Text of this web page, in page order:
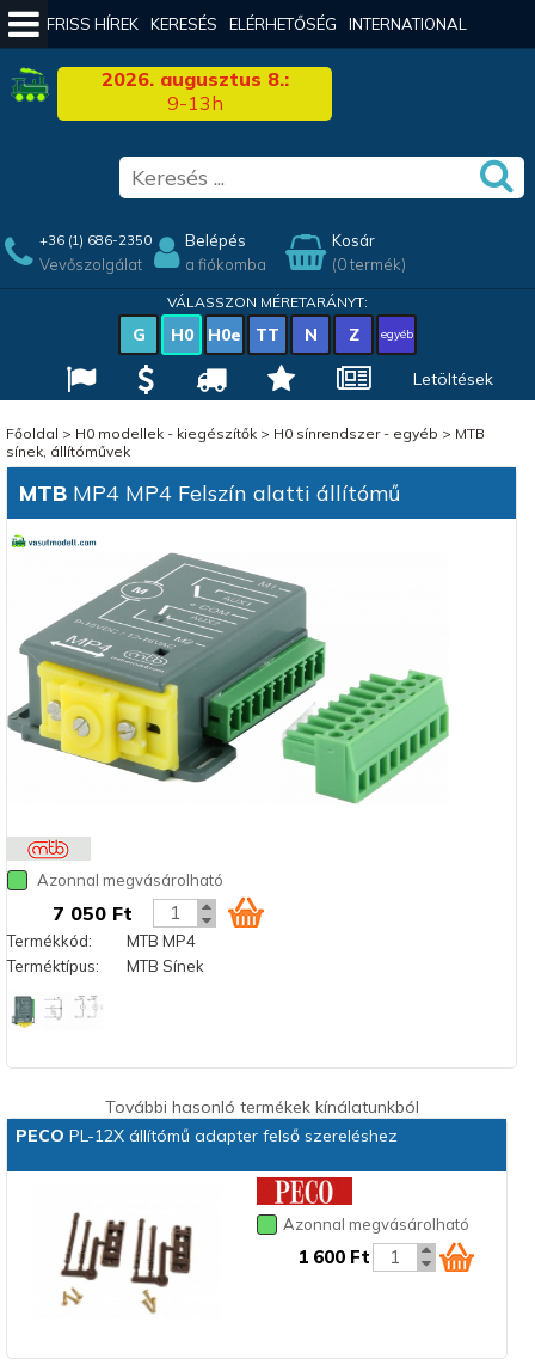
FRISS HÍREK KERESÉS ELÉRHETŐSÉG INTERNATIONAL
2026. augusztus 8.:
9-13h
+36 (1) 686-2350
Vevőszolgálat
Belépés
a fiókomba
Kosár
(0 termék)
VÁLASSZON MÉRETARÁNYT:
G H0 H0e TT N Z egyéb
Letöltések
Főoldal > H0 modellek - kiegészítők> H0 sínrendszer - egyéb > MTB
sínek, állítóművek
MTBMP4 MP4 Felszín alatti állítómű
Azonnal megvásárolható
7 050 Ft
Termékkód:
MTB MP4
Terméktípus:
MTB Sínek
További hasonló termékek kínálatunkból
PECO PL-12X állítómű adapter felső szereléshez
Azonnal megvásárolható
1 600 Ft